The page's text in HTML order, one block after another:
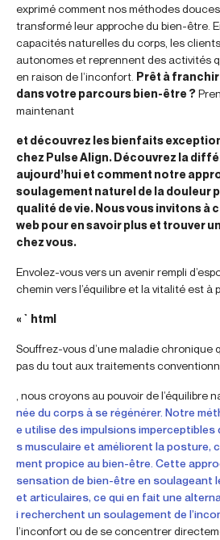
exprimé comment nos méthodes
transformé leur approche du bien-être.
capacités naturelles du corps, les
autonomes et reprennent des activités
en raison de l’inconfort. Prêt à
dans votre parcours bien-être ?
maintenant
et découvrez les bienfaits
chez Pulse Align. Découvrez la
aujourd’hui et comment notre
soulagement naturel de la douleur
qualité de vie. Nous vous invitons à
web pour en savoir plus et trouver
chez vous.
Envolez-vous vers un avenir rempli
chemin vers l’équilibre et la vitalité est à
« `html
Souffrez-vous d’une maladie chronique
pas du tout aux traitements
, nous croyons au pouvoir de l’équilibre
née du corps à se régénérer. Notre
e utilise des impulsions
s musculaire et améliorent la posture,
ment propice au bien-être. Cette
sensation de bien-être en soulageant
et articulaires, ce qui en fait une
i recherchent un soulagement de
l’inconfort ou de se concentrer